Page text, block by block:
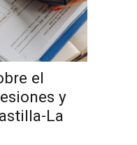
el
y
La